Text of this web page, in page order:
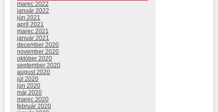
marec 2022
január 2022
jún 2021
apríl 2021
marec 2021
január 2021
december 2020
november 2020
október 2020
september 2020
august 2020
júl 2020
jún 2020
máj 2020
marec 2020
február 2020